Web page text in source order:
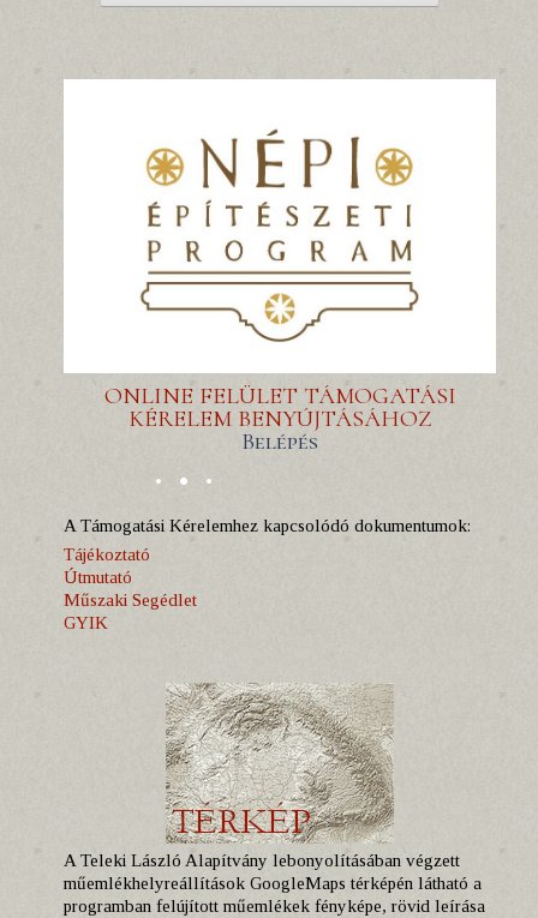
ONLINE FELÜLET TÁMOGATÁSI
KÉRELEM BENYÚJTÁSÁHOZ
Belépés
A Támogatási Kérelemhez kapcsolódó dokumentumok:
Tájékoztató
Útmutató
Műszaki Segédlet
GYIK
A Teleki László Alapítvány lebonyolításában végzett
műemlékhelyreállítások GoogleMaps térképén látható a
programban felújított műemlékek fényképe, rövid leírása